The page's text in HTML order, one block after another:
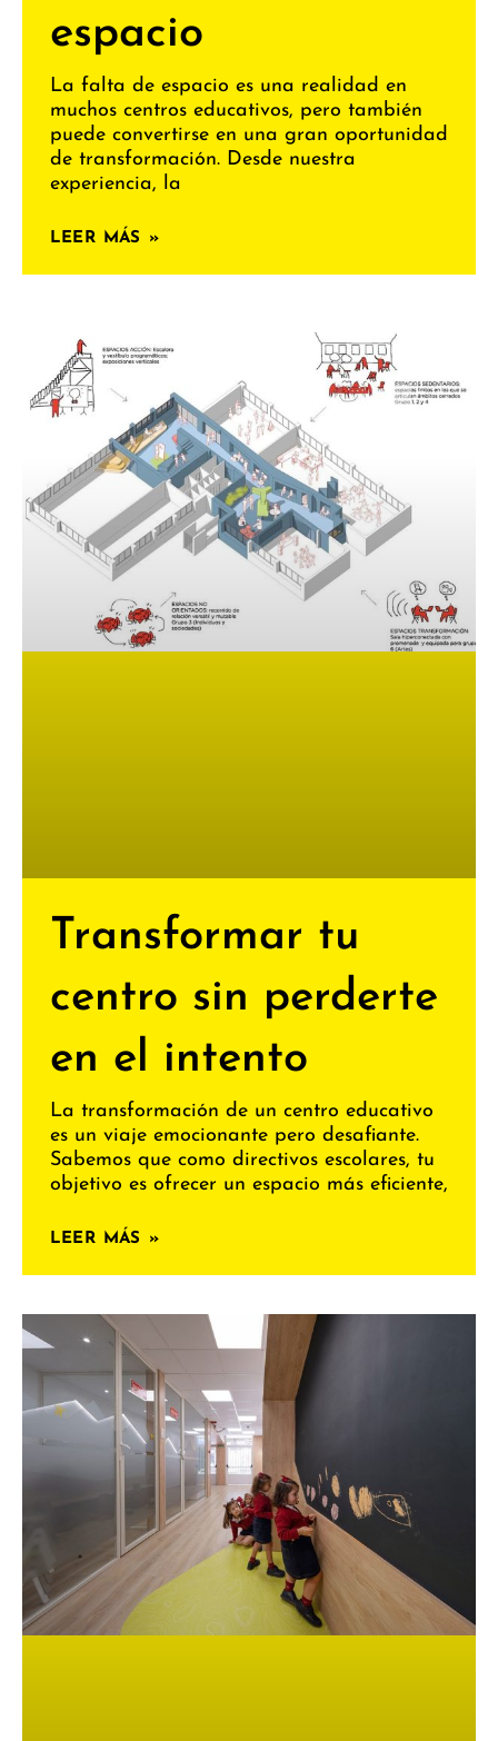
espacio
La falta de espacio es una realidad en
muchos centros educativos, pero también
puede convertirse en una gran oportunidad
de transformación. Desde nuestra
experiencia, la
LEER MÁS »
Transformar tu
centro sin perderte
en el intento
La transformación de un centro educativo
es un viaje emocionante pero desafiante.
Sabemos que como directivos escolares, tu
objetivo es ofrecer un espacio más eficiente,
LEER MÁS »